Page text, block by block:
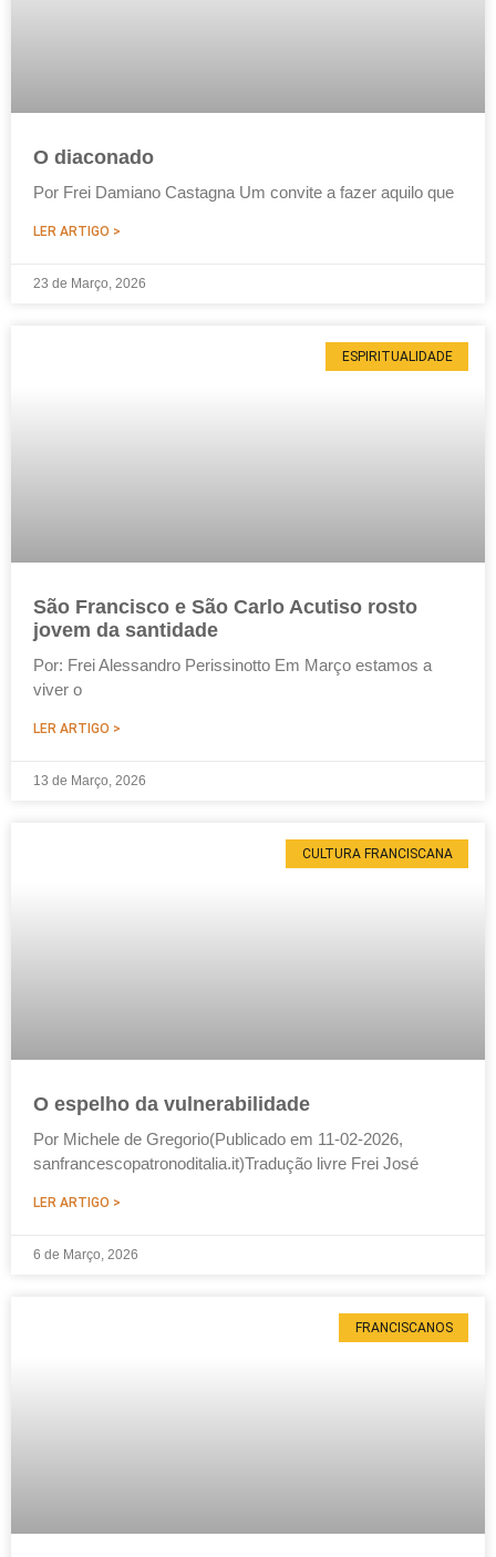
O diaconado
Por Frei Damiano Castagna Um convite a fazer aquilo que
LER ARTIGO >
23 de Março, 2026
ESPIRITUALIDADE
São Francisco e São Carlo Acutiso rosto
jovem da santidade
Por: Frei Alessandro Perissinotto Em Março estamos a
viver o
LER ARTIGO >
13 de Março, 2026
CULTURA FRANCISCANA
O espelho da vulnerabilidade
Por Michele de Gregorio(Publicado em 11-02-2026,
sanfrancescopatronoditalia.it)Tradução livre Frei José
LER ARTIGO >
6 de Março, 2026
FRANCISCANOS